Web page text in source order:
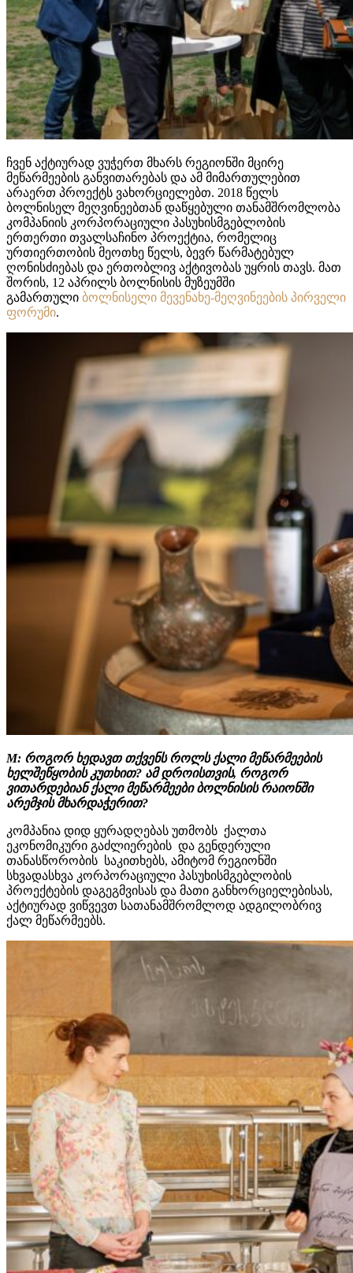
ჩვენ აქტიურად ვუჭერთ მხარს რეგიონში მცირე
მეწარმეების განვითარებას და ამ მიმართულებით
არაერთ პროექტს ვახორციელებთ. 2018 წელს
ბოლნისელ მეღვინეებთან დაწყებული თანამშრომლობა
კომპანიის კორპორაციული პასუხისმგებლობის
ერთერთი თვალსაჩინო პროექტია, რომელიც
ურთიერთობის მეოთხე წელს, ბევრ წარმატებულ
ღონისძიებას და ერთობლივ აქტივობას უყრის თავს. მათ
შორის, 12 აპრილს ბოლნისის მუზეუმში
გამართული ბოლნისელი მევენახე-მეღვინეების პირველი
ფორუმი.
M: როგორ ხედავთ თქვენს როლს ქალი მეწარმეების
ხელშეწყობის კუთხით? ამ დროისთვის, როგორ
ვითარდებიან ქალი მეწარმეები ბოლნისის რაიონში
არემჯისმხარდაჭერით?
კომპანია დიდ ყურადღებას უთმობს ქალთა
ეკონომიკური გაძლიერების და გენდერული
თანასწორობის საკითხებს, ამიტომ რეგიონში
სხვადასხვა კორპორაციული პასუხისმგებლობის
პროექტების დაგეგმვისას და მათი განხორციელებისას,
აქტიურად ვიწვევთ სათანამშრომლოდ ადგილობრივ
ქალ მეწარმეებს.